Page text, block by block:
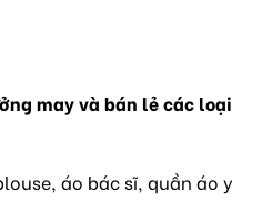
lên
trang
như
TỐT
NGHIỆP
TIẾP
may và bán lẻ các loại
áo bác sĩ, quần áo y